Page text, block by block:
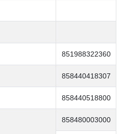
851988322360
858440418307
858440518800
858480003000